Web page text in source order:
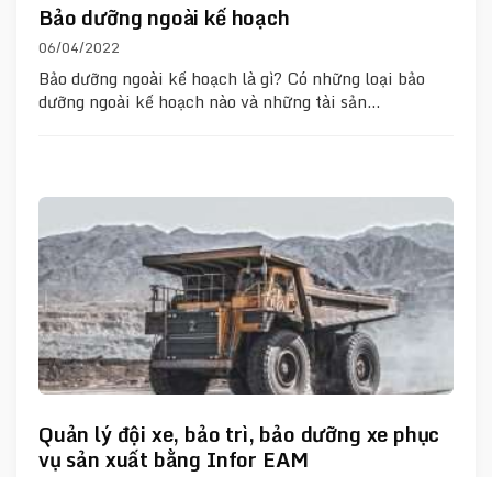
Bảo dưỡng ngoài kế hoạch
06/04/2022
Bảo dưỡng ngoài kế hoạch là gì? Có những loại bảo
dưỡng ngoài kế hoạch nào và những tài sản…
Quản lý đội xe, bảo trì, bảo dưỡng xe phục
vụ sản xuất bằng Infor EAM